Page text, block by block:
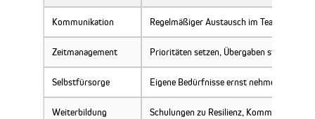
Kommunikation Regelmäßiger Austausch im Team,
Zeitmanagement Prioritäten setzen, Übergaben
Selbstfürsorge Eigene Bedürfnisse ernst nehmen, Rituale
Weiterbildung Schulungen zu Resilienz, Kommunikation